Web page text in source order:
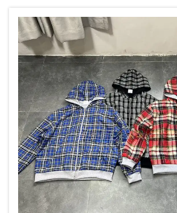
μάρκα μπορεί να εκφράσει την